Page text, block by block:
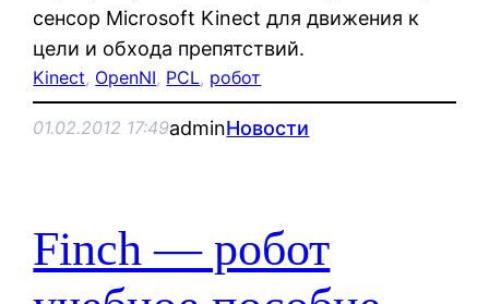
сенсор Microsoft Kinect для движения к
цели и обхода препятствий.
Kinect, OpenNI, PCL, робот
01.02.2012 17:49adminНовости
Finch — робот